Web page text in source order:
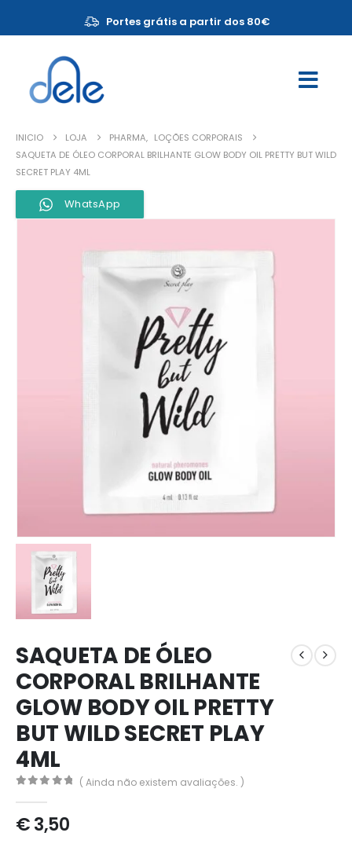
Portes grátis a partir dos 80€
INICIO LOJA PHARMA, LOÇÕES CORPORAIS
SAQUETA DE ÓLEO CORPORAL BRILHANTE GLOW BODY OIL PRETTY BUT WILD
SECRET PLAY 4ML
WhatsApp
SAQUETA DE ÓLEO
CORPORAL BRILHANTE
GLOW BODY OIL PRETTY
BUT WILD SECRET PLAY
4ML
( Ainda não existem avaliações. )
€3,50